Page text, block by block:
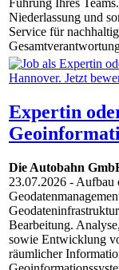
Führung Ihres
Niederlassung und
Service für
Expertin
Die Autobahn
23.07.2026 - Aufbau
Bearbeitung.
sowie Entwicklung
räumlicher